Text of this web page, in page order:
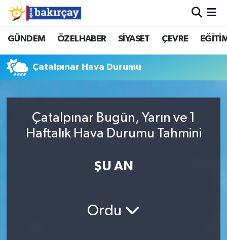
GÜNDEM ÖZELHABER SİYASET ÇEVRE
Çatalpınar Hava Durumu
Çatalpınar Bugün, Yarın ve 1
Haftalık Hava Durumu Tahmini
ŞU AN
Ordu
İzmir Nöbetçi Eczaneler
İzmir Hava Durumu
İzmir Trafik Yoğunluk Haritası